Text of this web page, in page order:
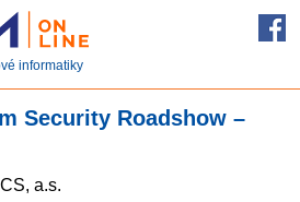
informatiky
Security Roadshow –
a.s.